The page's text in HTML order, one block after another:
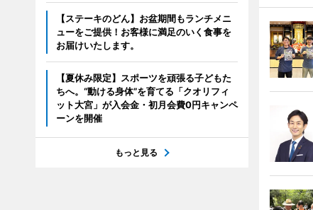
【ステーキのどん】お盆期間もランチメニ
ューをご提供！お客様に満足のいく食事を
お届けいたします。
【夏休み限定】スポーツを頑張る子どもた
ちへ。“動ける身体”を育てる「クオリフィ
ット大宮」が入会金・初月会費0円キャンペ
ーンを開催
もっと見る